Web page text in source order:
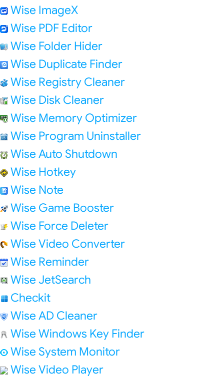
Wise ImageX
Wise PDF Editor
Wise Folder Hider
Wise Duplicate Finder
Wise Registry Cleaner
Wise Disk Cleaner
Wise Memory Optimizer
Wise Program Uninstaller
Wise Auto Shutdown
Wise Hotkey
Wise Note
Wise Game Booster
Wise Force Deleter
Wise Video Converter
Wise Reminder
Wise JetSearch
Checkit
Wise AD Cleaner
Wise Windows Key Finder
Wise System Monitor
Wise Video Player